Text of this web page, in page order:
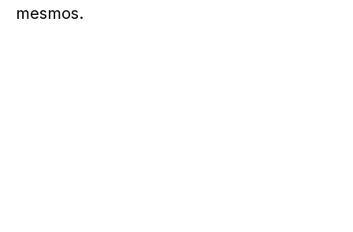
mesmos.